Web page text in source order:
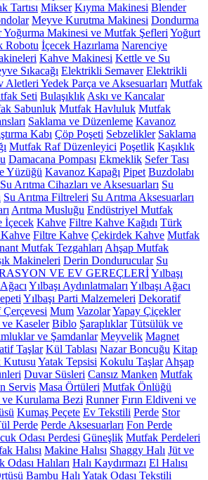
Tartısı Mikser Kıyma Makinesi Blender
Meyve Kurutma Makinesi Dondurma
Yoğurma Makinesi ve Mutfak Şefleri Yoğurt
Robotu İçecek Hazırlama Narenciye
Kahve Makinesi Kettle ve Su
Sıkacağı Elektrikli Semaver Elektrikli
Yedek Parça ve Aksesuarları Mutfak
Seti Bulaşıklık Askı ve Kancalar
Sabunluk Mutfak Havluluk Mutfak
Saklama ve Düzenleme Kavanoz
Kabı Çöp Poşeti Sebzelikler Saklama
Mutfak Raf Düzenleyici Poşetlik Kaşıklık
Damacana Pompası Ekmeklik Sefer Tası
Yüzüğü Kavanoz Kapağı Pipet Buzdolabı
Su Arıtma Cihazları ve Aksesuarları Su
Su Arıtma Filtreleri Su Arıtma Aksesuarları
Arıtma Musluğu Endüstriyel Mutfak
İçecek Kahve Filtre Kahve Kağıdı Türk
Filtre Kahve Çekirdek Kahve Mutfak
Mutfak Tezgahları Ahşap Mutfak
Makineleri Derin Dondurucular Su
VE EV GEREÇLERİYılbaşı
Yılbaşı Aydınlatmaları Yılbaşı Ağacı
Yılbaşı Parti Malzemeleri Dekoratif
Mum VazolarYapay Çiçekler
Kaseler Biblo Şaraplıklar Tütsülük ve
ve Şamdanlar Meyvelik Magnet
Taşlar Kül Tablası Nazar Boncuğu Kitap
Yatak Tepsisi Kokulu Taşlar Ahşap
Duvar Süsleri Cansız Manken Mutfak
Servis Masa Örtüleri Mutfak Önlüğü
Kurulama Bezi Runner Fırın Eldiveni ve
Kumaş Peçete Ev Tekstili Perde Stor
Perde Perde Aksesuarları Fon Perde
Odası Perdesi Güneşlik Mutfak Perdeleri
Halısı Makine Halısı Shaggy Halı Jüt ve
Odası Halıları Halı Kaydırmazı El Halısı
Bambu Halı Yatak Odası Tekstili